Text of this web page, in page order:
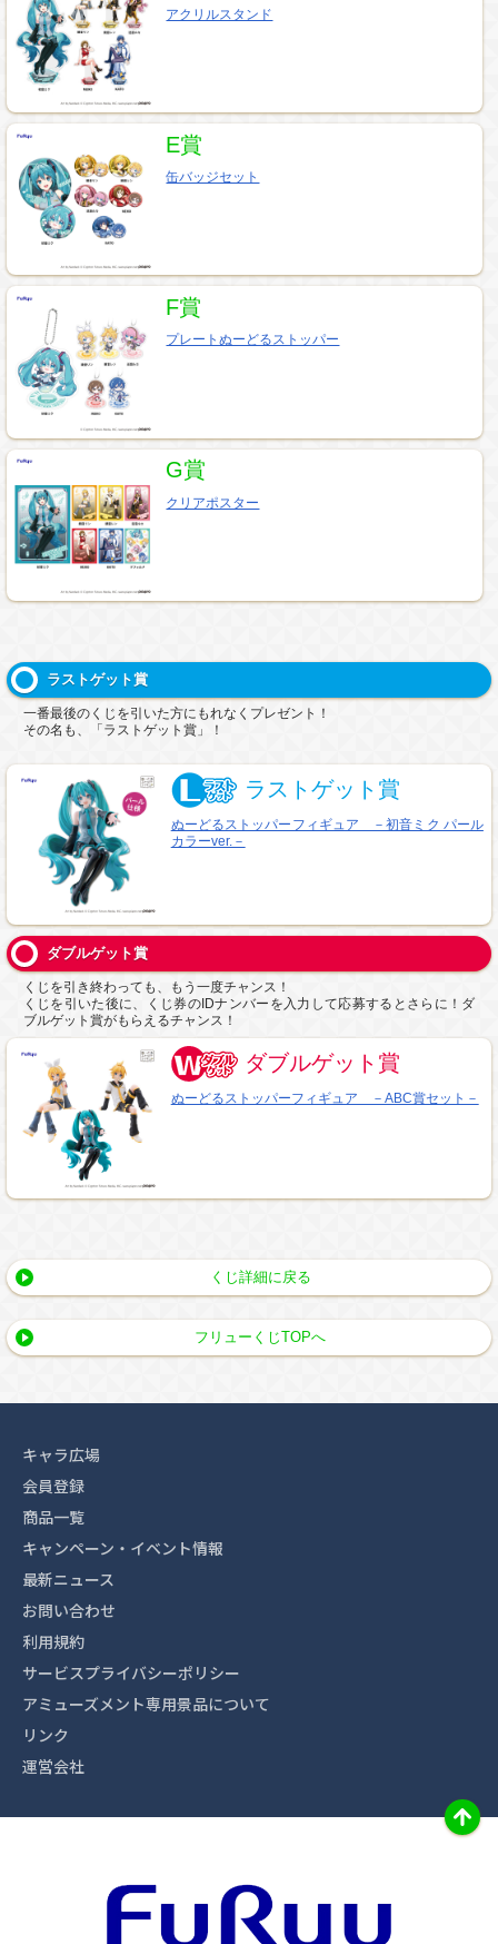
アクリルスタンド
E賞
缶バッジセット
F賞
プレートぬーどるストッパー
G賞
クリアポスター
ラストゲット賞
一番最後のくじを引いた方にもれなくプレゼント！
その名も、「ラストゲット賞」！
ラストゲット賞
ぬーどるストッパーフィギュア －初音ミク パール
カラーver.－
ダブルゲット賞
くじを引き終わっても、もう一度チャンス！
くじを引いた後に、くじ券のIDナンバーを入力して応募するとさらに！ダ
ブルゲット賞がもらえるチャンス！
ダブルゲット賞
ぬーどるストッパーフィギュア －ABC賞セット－
くじ詳細に戻る
フリューくじTOPへ
キャラ広場
会員登録
商品一覧
キャンペーン・イベント情報
最新ニュース
お問い合わせ
利用規約
サービスプライバシーポリシー
アミューズメント専用景品について
リンク
運営会社